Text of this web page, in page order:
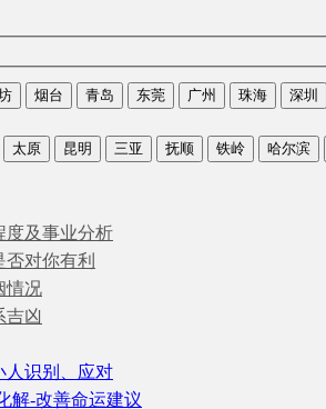
烟台 青岛 东莞 广州 珠海 深圳
太原 昆明 三亚 抚顺 铁岭 哈尔滨
度及事业分析
对你有利
情况
吉凶
人识别、应对
解-改善命运建议